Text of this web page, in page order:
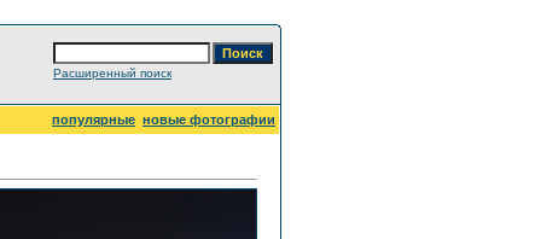
Расширенный поиск
популярные новые фотографии